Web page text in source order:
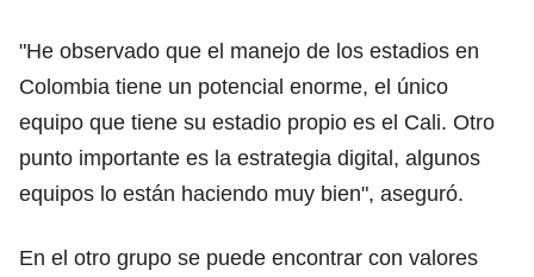
"He observado que el manejo de los estadios en
Colombia tiene un potencial enorme, el único
equipo que tiene su estadio propio es el Cali. Otro
punto importante es la estrategia digital, algunos
equipos lo están haciendo muy bien", aseguró.
En el otro grupo se puede encontrar con valores